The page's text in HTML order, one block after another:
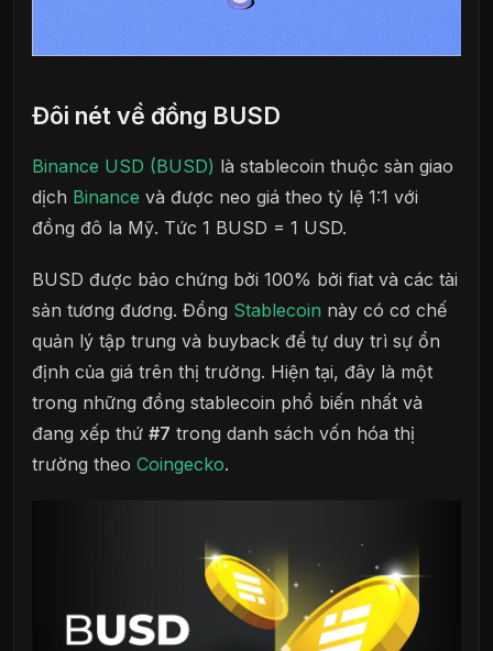
Đôi nét về đồng BUSD
Binance USD (BUSD) là stablecoin thuộc sàn giao
dịch Binance và được neo giá theo tỷ lệ 1:1 với
đồng đô la Mỹ. Tức 1 BUSD = 1 USD.
BUSD được bảo chứng bởi 100% bởi fiat và các tài
sản tương đương. Đồng Stablecoin này có cơ chế
quản lý tập trung và buyback để tự duy trì sự ổn
định của giá trên thị trường. Hiện tại, đây là một
trong những đồng stablecoin phổ biến nhất và
đang xếp thứ #7 trong danh sách vốn hóa thị
trường theo Coingecko.